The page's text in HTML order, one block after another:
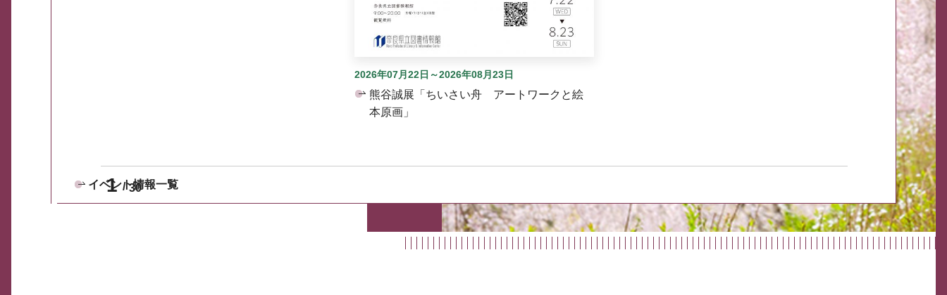
1 30
2026年07月22日～2026年08月23日
熊谷誠展「ちいさい舟 アートワークと絵
本原画」
イベント情報一覧